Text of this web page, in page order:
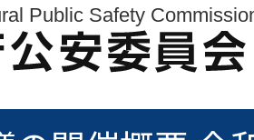
Public Safety